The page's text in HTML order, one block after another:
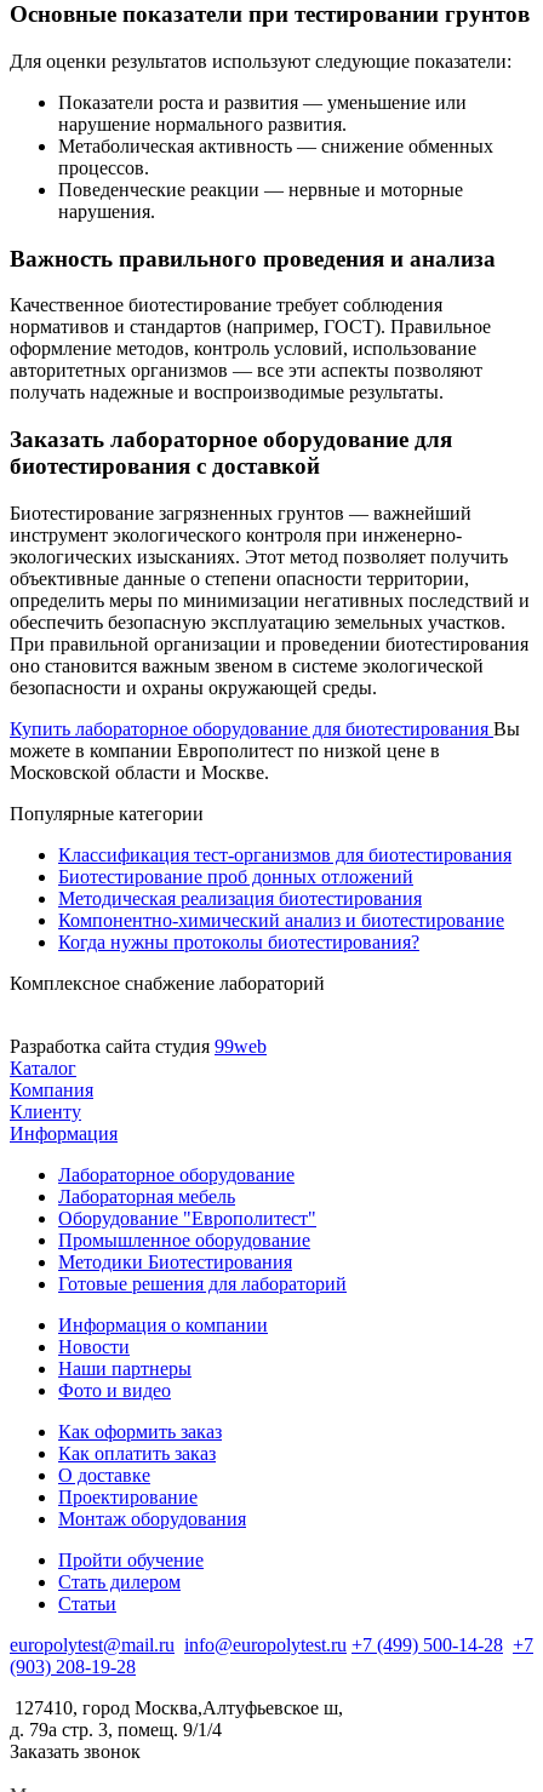
Основные показатели при тестировании грунтов
Для оценки результатов используют следующие показатели:
Показатели роста и развития — уменьшение или
нарушение нормального развития.
Метаболическая активность — снижение обменных
процессов.
Поведенческие реакции — нервные и моторные
нарушения.
Важность правильного проведения и анализа
Качественное биотестирование требует соблюдения
нормативов и стандартов (например, ГОСТ). Правильное
оформление методов, контроль условий, использование
авторитетных организмов — все эти аспекты позволяют
получать надежные и воспроизводимые результаты.
Заказать лабораторное оборудование для
биотестирования с доставкой
Биотестирование загрязненных грунтов — важнейший
инструмент экологического контроля при инженерно-
экологических изысканиях. Этот метод позволяет получить
объективные данные о степени опасности территории,
определить меры по минимизации негативных последствий и
обеспечить безопасную эксплуатацию земельных участков.
При правильной организации и проведении биотестирования
оно становится важным звеном в системе экологической
безопасности и охраны окружающей среды.
Купить лабораторное оборудование для биотестирования Вы
можете в компании Европолитест по низкой цене в
Московской области и Москве.
Популярные категории
Классификация тест-организмов для биотестирования
Биотестирование проб донных отложений
Методическая реализация биотестирования
Компонентно-химический анализ и биотестирование
Когда нужны протоколы биотестирования?
Комплексное снабжение лабораторий
Разработка сайта студия 99web
Каталог
Компания
Клиенту
Информация
Лабораторное оборудование
Лабораторная мебель
Оборудование "Европолитест"
Промышленное оборудование
Методики Биотестирования
Готовые решения для лабораторий
Информация о компании
Новости
Наши партнеры
Фото и видео
Как оформить заказ
Как оплатить заказ
О доставке
Проектирование
Монтаж оборудования
Пройти обучение
Стать дилером
Статьи
europolytest@mail.ru info@europolytest.ru +7 (499) 500-14-28 +7
(903) 208-19-28
127410, город Москва,Алтуфьевское ш,
д. 79а стр. 3, помещ. 9/1/4
Заказать звонок